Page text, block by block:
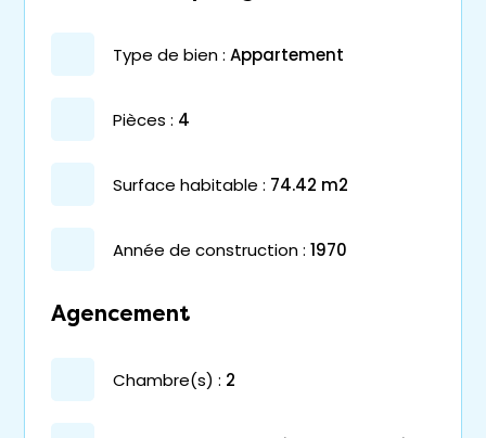
type de bien : appartement
pièces : 4
surface habitable : 74.42 m2
année de construction : 1970
Agencement
chambre(s) : 2